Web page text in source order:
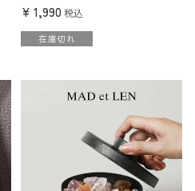
¥ 1,990 税込
在庫切れ